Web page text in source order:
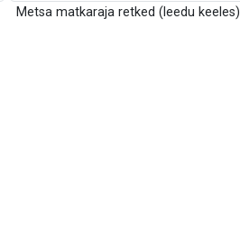
Metsa matkaraja retked (leedu keeles)